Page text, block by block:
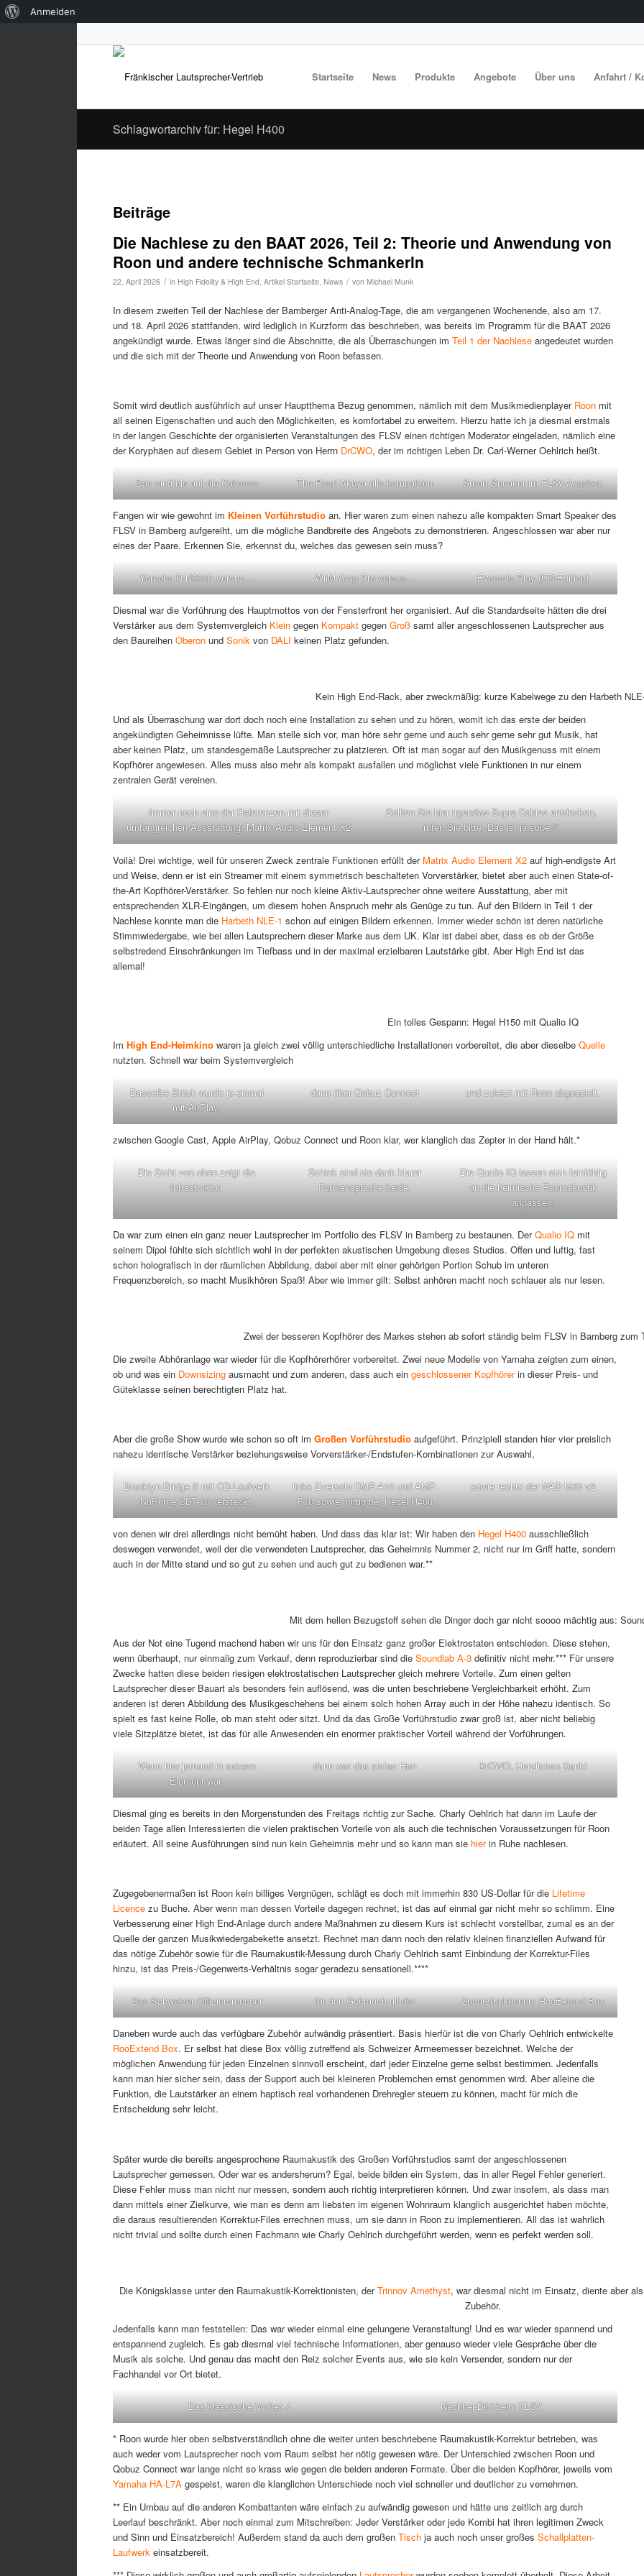
Über
Anmelden
Startseite News Produkte Angebote Über uns Anfahrt /
Schlagwortarchiv für: Hegel H400
Beiträge
Die Nachlese zu den BAAT 2026, Teil 2: Theorie und Anwendung von
Roon und andere technische Schmankerln
22. April 2026 / in High Fidelity & High End, Artikel Startseite, News / von Michael Munk
In diesem zweiten Teil der Nachlese der Bamberger Anti-Analog-Tage, die am vergangenen Wochenende, also am 17.
und 18. April 2026 stattfanden, wird lediglich in Kurzform das beschrieben, was bereits im Programm für die BAAT 2026
angekündigt wurde. Etwas länger sind die Abschnitte, die als Überraschungen im Teil 1 der Nachlese angedeutet wurden
und die sich mit der Theorie und Anwendung von Roon befassen.
Somit wird deutlich ausführlich auf unser Hauptthema Bezug genommen, nämlich mit dem Musikmedienplayer Roon mit
all seinen Eigenschaften und auch den Möglichkeiten, es komfortabel zu erweitern. Hierzu hatte ich ja diesmal erstmals
in der langen Geschichte der organisierten Veranstaltungen des FLSV einen richtigen Moderator eingeladen, nämlich eine
der Koryphäen auf diesem Gebiet in Person von Herrn DrCWO, der im richtigen Leben Dr. Carl-Werner Oehlrich heißt.
Das sind bis auf die Cabasse The Pearl Akoya alle kompakten Smart Speaker im FLSV-Angebot.
Fangen wir wie gewohnt im Kleinen Vorführstudio an. Hier waren zum einen nahezu alle kompakten Smart Speaker des
FLSV in Bamberg aufgereiht, um die mögliche Bandbreite des Angebots zu demonstrieren. Angeschlossen war aber nur
eines der Paare. Erkennen Sie, erkennst du, welches das gewesen sein muss?
Yamaha R-N600A versus… WiiM Amp Pro versus… Eversolo Play (CD-Edition)
Diesmal war die Vorführung des Hauptmottos von der Fensterfront her organisiert. Auf die Standardseite hätten die drei
Verstärker aus dem Systemvergleich Klein gegen Kompakt gegen Groß samt aller angeschlossenen Lautsprecher aus
den Baureihen Oberon und Sonik von DALI keinen Platz gefunden.
Kein High End-Rack, aber zweckmäßig: kurze Kabelwege zu den Harbeth
Und als Überraschung war dort doch noch eine Installation zu sehen und zu hören, womit ich das erste der beiden
angekündigten Geheimnisse lüfte. Man stelle sich vor, man höre sehr gerne und auch sehr gerne sehr gut Musik, hat
aber keinen Platz, um standesgemäße Lautsprecher zu platzieren. Oft ist man sogar auf den Musikgenuss mit einem
Kopfhörer angewiesen. Alles muss also mehr als kompakt ausfallen und möglichst viele Funktionen in nur einem
zentralen Gerät vereinen.
Immer noch eine der Referenzen mit dieser
umfangreichen Ausstattung: Matrix Audio Element X2
Sollten Sie hier irgendwo Supra Cables entdecken,
rufen Sie bitte „Das ist ja super!“
Voilà! Drei wichtige, weil für unseren Zweck zentrale Funktionen erfüllt der Matrix Audio Element X2 auf high-endigste Art
und Weise, denn er ist ein Streamer mit einem symmetrisch beschalteten Vorverstärker, bietet aber auch einen State-of-
the-Art Kopfhörer-Verstärker. So fehlen nur noch kleine Aktiv-Lautsprecher ohne weitere Ausstattung, aber mit
entsprechenden XLR-Eingängen, um diesem hohen Anspruch mehr als Genüge zu tun. Auf den Bildern in Teil 1 der
Nachlese konnte man die Harbeth NLE-1 schon auf einigen Bildern erkennen. Immer wieder schön ist deren natürliche
Stimmwiedergabe, wie bei allen Lautsprechern dieser Marke aus dem UK. Klar ist dabei aber, dass es ob der Größe
selbstredend Einschränkungen im Tiefbass und in der maximal erzielbaren Lautstärke gibt. Aber High End ist das
allemal!
Ein tolles Gespann: Hegel H150 mit Qualio IQ
Im High End-Heimkino waren ja gleich zwei völlig unterschiedliche Installationen vorbereitet, die aber dieselbe Quelle
nutzten. Schnell war beim Systemvergleich
Dasselbe Stück wurde je einmal
mit AirPlay,
dann über Qobuz Connect und zuletzt mit Roon abgespielt.
zwischen Google Cast, Apple AirPlay, Qobuz Connect und Roon klar, wer klanglich das Zepter in der Hand hält.*
Die Sicht von oben zeigt die
Infrastruktur.
Schick sind sie dank klarer
Formensprache beide.
Die Qualio IQ lassen sich feinfühlig
an die heimische Raumakustik
anpassen.
Da war zum einen ein ganz neuer Lautsprecher im Portfolio des FLSV in Bamberg zu bestaunen. DerQualio IQ mit
seinem Dipol fühlte sich sichtlich wohl in der perfekten akustischen Umgebung dieses Studios. Offen und luftig, fast
schon holografisch in der räumlichen Abbildung, dabei aber mit einer gehörigen Portion Schub im unteren
Frequenzbereich, so macht Musikhören Spaß! Aber wie immer gilt: Selbst anhören macht noch schlauer als nur lesen.
Zwei der besseren Kopfhörer des Markes stehen ab sofort ständig beim FLSV in Bamberg zum
Die zweite Abhöranlage war wieder für die Kopfhörerhörer vorbereitet. Zwei neue Modelle von Yamaha zeigten zum einen,
ob und was ein Downsizing ausmacht und zum anderen, dass auch ein geschlossener Kopfhörerin dieser Preis- und
Güteklasse seinen berechtigten Platz hat.
Aber die große Show wurde wie schon so oft im Großen Vorführstudio aufgeführt. Prinzipiell standen hier vier preislich
nahezu identische Verstärker beziehungsweise Vorverstärker-/Endstufen-Kombinationen zur Auswahl,
Brooklyn Bridge II mit CD-Laufwerk
NuPrime CDT-10 versteckt,
links Eversolo DMP-A10 und AMP-
F10 sowie mittig der Hegel H400
sowie rechts der NAD M33 v2
von denen wir drei allerdings nicht bemüht haben. Und dass das klar ist: Wir haben den Hegel H400 ausschließlich
deswegen verwendet, weil der die verwendeten Lautsprecher, das Geheimnis Nummer 2, nicht nur im Griff hatte, sondern
auch in der Mitte stand und so gut zu sehen und auch gut zu bedienen war.**
Mit dem hellen Bezugstoff sehen die Dinger doch gar nicht soooo mächtig aus:
Aus der Not eine Tugend machend haben wir uns für den Einsatz ganz großer Elektrostaten entschieden. Diese stehen,
wenn überhaupt, nur einmalig zum Verkauf, denn reproduzierbar sind die Soundlab A-3 definitiv nicht mehr.*** Für unsere
Zwecke hatten diese beiden riesigen elektrostatischen Lautsprecher gleich mehrere Vorteile. Zum einen gelten
Lautsprecher dieser Bauart als besonders fein auflösend, was die unten beschriebene Vergleichbarkeit erhöht. Zum
anderen ist deren Abbildung des Musikgeschehens bei einem solch hohen Array auch in der Höhe nahezu identisch. So
spielt es fast keine Rolle, ob man steht oder sitzt. Und da das Große Vorführstudio zwar groß ist, aber nicht beliebig
viele Sitzplätze bietet, ist das für alle Anwesenden ein enormer praktischer Vorteil während der Vorführungen.
Wenn hier jemand in seinem
Element war,
dann war das sicher Herr DrCWO. Herzlichen Dank!
Diesmal ging es bereits in den Morgenstunden des Freitags richtig zur Sache. Charly Oehlrich hat dann im Laufe der
beiden Tage allen Interessierten die vielen praktischen Vorteile von als auch die technischen Voraussetzungen für Roon
erläutert. All seine Ausführungen sind nun kein Geheimnis mehr und so kann man sie hierin Ruhe nachlesen.
Zugegebenermaßen ist Roon kein billiges Vergnügen, schlägt es doch mit immerhin 830 US-Dollar für die Lifetime
Licence zu Buche. Aber wenn man dessen Vorteile dagegen rechnet, ist das auf einmal gar nicht mehr so schlimm. Eine
Verbesserung einer High End-Anlage durch andere Maßnahmen zu diesem Kurs ist schlecht vorstellbar, zumal es an der
Quelle der ganzen Musikwiedergabekette ansetzt. Rechnet man dann noch den relativ kleinen finanziellen Aufwand für
das nötige Zubehör sowie für die Raumakustik-Messung durch Charly Oehlrich samt Einbindung der Korrektur-Files
hinzu, ist das Preis-/Gegenwerts-Verhältnis sogar geradezu sensationell.****
Das Schweizer Offiziersmesser für den Gebrauch all der Zusatzfunktionen: RooExtend Box
Daneben wurde auch das verfügbare Zubehör aufwändig präsentiert. Basis hierfür ist die von Charly Oehlrich entwickelte
RooExtend Box. Er selbst hat diese Box völlig zutreffend als Schweizer Armeemesser bezeichnet. Welche der
möglichen Anwendung für jeden Einzelnen sinnvoll erscheint, darf jeder Einzelne gerne selbst bestimmen. Jedenfalls
kann man hier sicher sein, dass der Support auch bei kleineren Problemchen ernst genommen wird. Aber alleine die
Funktion, die Lautstärker an einem haptisch real vorhandenen Drehregler steuern zu können, macht für mich die
Entscheidung sehr leicht.
Später wurde die bereits angesprochene Raumakustik des Großen Vorführstudios samt der angeschlossenen
Lautsprecher gemessen. Oder war es andersherum? Egal, beide bilden ein System, das in aller Regel Fehler generiert.
Diese Fehler muss man nicht nur messen, sondern auch richtig interpretieren können. Und zwar insofern, als dass man
dann mittels einer Zielkurve, wie man es denn am liebsten im eigenen Wohnraum klanglich ausgerichtet haben möchte,
die daraus resultierenden Korrektur-Files errechnen muss, um sie dann in Roon zu implementieren. All das ist wahrlich
nicht trivial und sollte durch einen Fachmann wie Charly Oehlrich durchgeführt werden, wenn es perfekt werden soll.
Die Königsklasse unter den Raumakustik-Korrektionisten, derTrinnov Amethyst, war diesmal nicht im Einsatz, diente aber
Zubehör.
Jedenfalls kann man feststellen: Das war wieder einmal eine gelungene Veranstaltung! Und es war wieder spannend und
entspannend zugleich. Es gab diesmal viel technische Informationen, aber genauso wieder viele Gespräche über die
Musik als solche. Und genau das macht den Reiz solcher Events aus, wie sie kein Versender, sondern nur der
Fachhandel vor Ort bietet.
Das klassische Vorher- / Nachher-Bild beim FLSV
* Roon wurde hier oben selbstverständlich ohne die weiter unten beschriebene Raumakustik-Korrektur betrieben, was
auch weder vom Lautsprecher noch vom Raum selbst her nötig gewesen wäre. Der Unterschied zwischen Roon und
Qobuz Connect war lange nicht so krass wie gegen die beiden anderen Formate. Über die beiden Kopfhörer, jeweils vom
Yamaha HA-L7A gespeist, waren die klanglichen Unterschiede noch viel schneller und deutlicher zu vernehmen.
** Ein Umbau auf die anderen Kombattanten wäre einfach zu aufwändig gewesen und hätte uns zeitlich arg durch
Leerlauf beschränkt. Aber noch einmal zum Mitschreiben: Jeder Verstärker oder jede Kombi hat ihren legitimen Zweck
und Sinn und Einsatzbereich! Außerdem stand da auch dem großen Tisch ja auch noch unser großes Schallplatten-
Laufwerk einsatzbereit.